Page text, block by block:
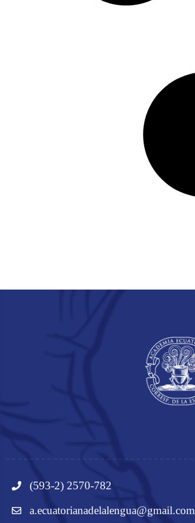
(593-2) 2570-782
a.ecuatorianadelalengua@gmail.com